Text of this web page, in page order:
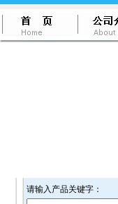
请输入产品关键字：